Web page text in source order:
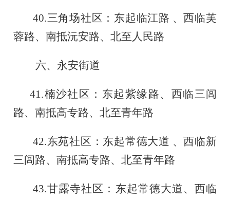
40.三角场社区：东起临江路 、西临芙
蓉路、南抵沅安路、北至人民路
六、永安街道
41.楠沙社区 ： 东起紫缘路、 西临三闾
路、南抵高专路、北至青年路
42.东苑社区：东起常德大道 、西临新
三闾路、南抵高专路、北至青年路
43.甘露寺社区：东起常德大道、西临